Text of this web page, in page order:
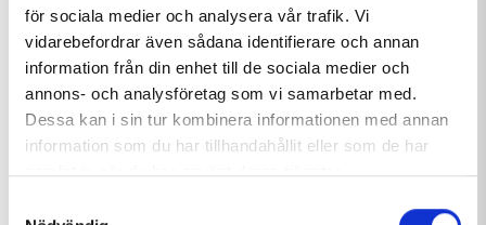
för sociala medier och analysera vår trafik. Vi
vidarebefordrar även sådana identifierare och annan
information från din enhet till de sociala medier och
annons- och analysföretag som vi samarbetar med.
Dessa kan i sin tur kombinera informationen med annan
information som du har tillhandahållit eller som de har
samlat in när du har använt deras tjänster.
KÖP LIFTKORT